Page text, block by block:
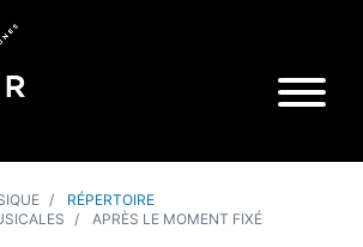
RÉPERTOIRE
APRÈS LE MOMENT FIXÉ